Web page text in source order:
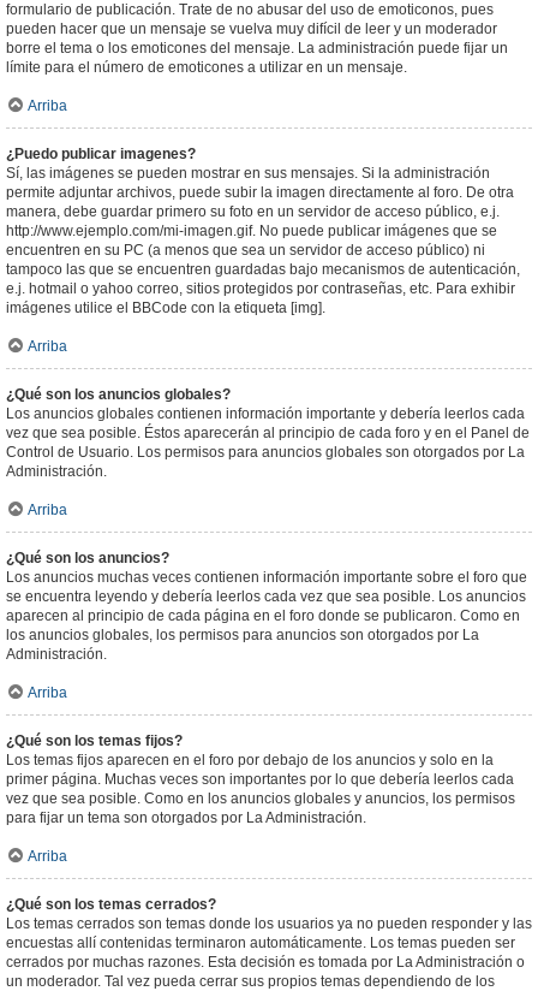
formulario de publicación. Trate de no abusar del uso de emoticonos, pues
pueden hacer que un mensaje se vuelva muy difícil de leer y un moderador
borre el tema o los emoticones del mensaje. La administración puede fijar un
límite para el número de emoticones a utilizar en un mensaje.
Arriba
¿Puedo publicar imagenes?
Sí, las imágenes se pueden mostrar en sus mensajes. Si la administración
permite adjuntar archivos, puede subir la imagen directamente al foro. De otra
manera, debe guardar primero su foto en un servidor de acceso público, e.j.
http://www.ejemplo.com/mi-imagen.gif. No puede publicar imágenes que se
encuentren en su PC (a menos que sea un servidor de acceso público) ni
tampoco las que se encuentren guardadas bajo mecanismos de autenticación,
e.j. hotmail o yahoo correo, sitios protegidos por contraseñas, etc. Para exhibir
imágenes utilice el BBCode con la etiqueta [img].
Arriba
¿Qué son los anuncios globales?
Los anuncios globales contienen información importante y debería leerlos cada
vez que sea posible. Éstos aparecerán al principio de cada foro y en el Panel de
Control de Usuario. Los permisos para anuncios globales son otorgados por La
Administración.
Arriba
¿Qué son los anuncios?
Los anuncios muchas veces contienen información importante sobre el foro que
se encuentra leyendo y debería leerlos cada vez que sea posible. Los anuncios
aparecen al principio de cada página en el foro donde se publicaron. Como en
los anuncios globales, los permisos para anuncios son otorgados por La
Administración.
Arriba
¿Qué son los temas fijos?
Los temas fijos aparecen en el foro por debajo de los anuncios y solo en la
primer página. Muchas veces son importantes por lo que debería leerlos cada
vez que sea posible. Como en los anuncios globales y anuncios, los permisos
para fijar un tema son otorgados por La Administración.
Arriba
¿Qué son los temas cerrados?
Los temas cerrados son temas donde los usuarios ya no pueden responder y las
encuestas allí contenidas terminaron automáticamente. Los temas pueden ser
cerrados por muchas razones. Esta decisión es tomada por La Administración o
un moderador. Tal vez pueda cerrar sus propios temas dependiendo de los